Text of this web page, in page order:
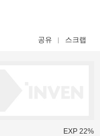
공유 스크랩
EXP 22%